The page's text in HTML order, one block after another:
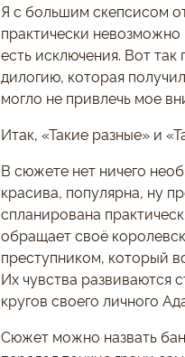
Я с большим скепсисом
практически
есть исключения. Вот
дилогию, которая
могло не привлечь мое
Итак, «Такие разные» и
В сюжете нет ничего
красива, популярна, ну
спланирована
обращает своё
преступником, который
Их чувства развиваются
кругов своего личного
Сюжет можно назвать